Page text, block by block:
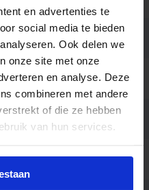
en advertenties te
social media te bieden
Ook delen we
onze site met onze
en analyse. Deze
combineren met andere
of die ze hebben
van hun services.